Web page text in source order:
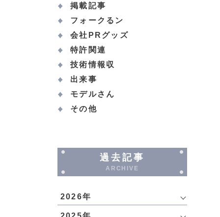
掲載記事
フォークるン
会社PRグッズ
特許関連
技術情報収
出来事
モデルさん
その他
過去記事
ARCHIVE
2026年